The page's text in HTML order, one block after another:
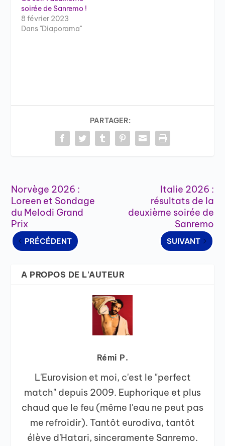
soirée de Sanremo !
8 février 2023
Dans "Diaporama"
PARTAGER:
Norvège 2026 :
Loreen et Sondage
du Melodi Grand
Prix
PRÉCÉDENT
Italie 2026 :
résultats de la
deuxième soirée de
Sanremo
SUIVANT
A PROPOS DE L'AUTEUR
Rémi P.
L'Eurovision et moi, c'est le "perfect
match" depuis 2009. Euphorique et plus
chaud que le feu (même l'eau ne peut pas
me refroidir). Tantôt eurodiva, tantôt
élève d'Hatari, sinceramente Sanremo.